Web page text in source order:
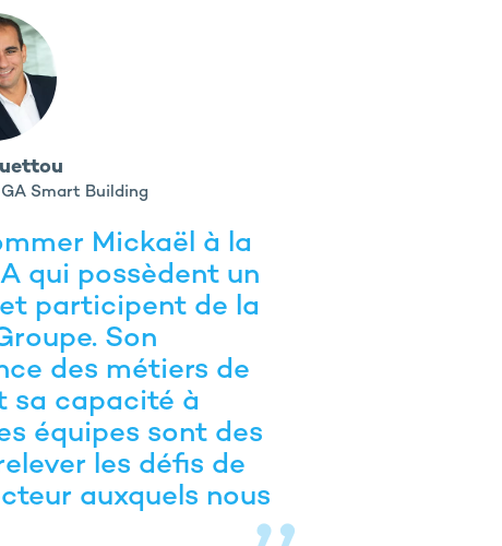
Smart Building
Mickaël à la
qui possèdent un
participent de la
Son
des métiers de
sa capacité à
équipes sont des
les défis de
auxquels nous